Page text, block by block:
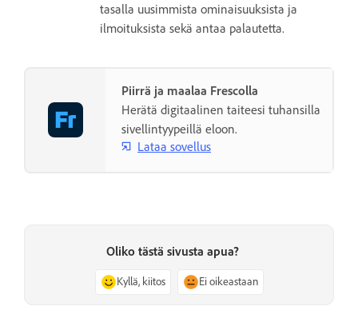
tasalla uusimmista ominaisuuksista ja
ilmoituksista sekä antaa palautetta.
Piirrä ja maalaa Frescolla
Herätä digitaalinen taiteesi tuhansilla
sivellintyypeillä eloon.
Lataa sovellus
Oliko tästä sivusta apua?
Kyllä, kiitos Ei oikeastaan